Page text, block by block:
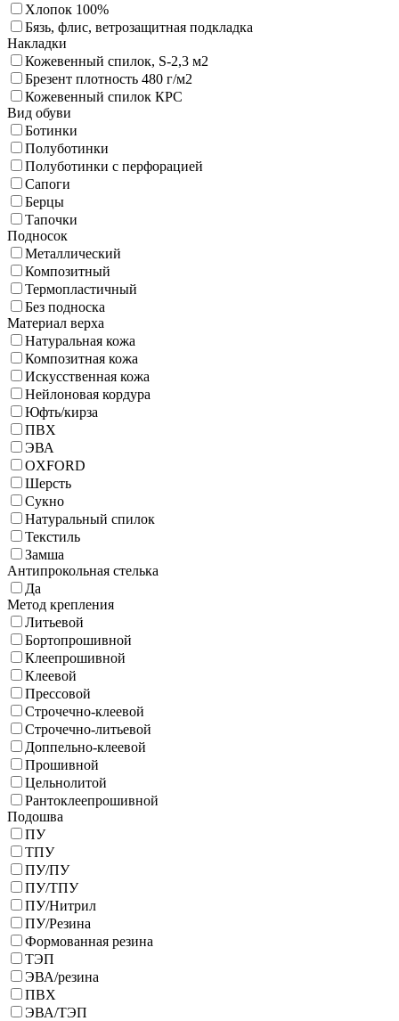
Хлопок 100%
Бязь, флис, ветрозащитная подкладка
Накладки
Кожевенный спилок, S-2,3 м2
Брезент плотность 480 г/м2
Кожевенный спилок КРС
Вид обуви
Ботинки
Полуботинки
Полуботинки с перфорацией
Сапоги
Берцы
Тапочки
Подносок
Металлический
Композитный
Термопластичный
Без подноска
Материал верха
Натуральная кожа
Композитная кожа
Искусственная кожа
Нейлоновая кордура
Юфть/кирза
ПВХ
ЭВА
OXFORD
Шерсть
Сукно
Натуральный спилок
Текстиль
Замша
Антипрокольная стелька
Да
Метод крепления
Литьевой
Бортопрошивной
Клеепрошивной
Клеевой
Прессовой
Строчечно-клеевой
Строчечно-литьевой
Доппельно-клеевой
Прошивной
Цельнолитой
Рантоклеепрошивной
Подошва
ПУ
ТПУ
ПУ/ПУ
ПУ/ТПУ
ПУ/Нитрил
ПУ/Резина
Формованная резина
ТЭП
ЭВА/резина
ПВХ
ЭВА/ТЭП